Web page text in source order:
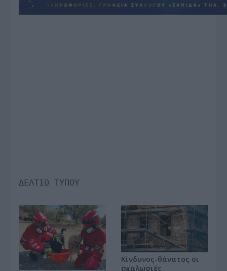
ΔΕΛΤΙΟ ΤΥΠΟΥ
Κίνδυνος-θάνατος οι
σκαλωσιές